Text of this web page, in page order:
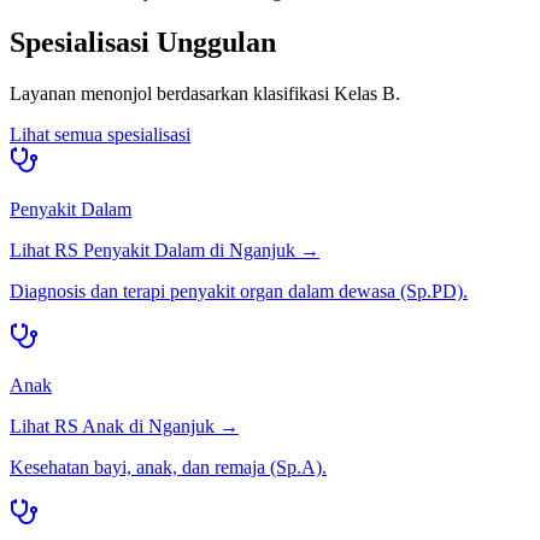
Spesialisasi Unggulan
Layanan menonjol berdasarkan klasifikasi Kelas B.
Lihat semua spesialisasi
Penyakit Dalam
Lihat RS Penyakit Dalam di Nganjuk →
Diagnosis dan terapi penyakit organ dalam dewasa (Sp.PD).
Anak
Lihat RS Anak di Nganjuk →
Kesehatan bayi, anak, dan remaja (Sp.A).